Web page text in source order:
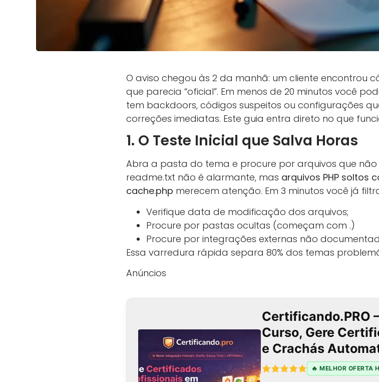
O aviso chegou às 2 da manhã: um cliente encontrou
que parecia “oficial”. Em menos de 20 minutos você
tem backdoors, códigos suspeitos ou configurações
correções imediatas. Este guia entra direto no que
1. O Teste Inicial que Salva Horas
Abra a pasta do tema e procure por arquivos que
readme.txt não é alarmante, mas arquivos PHP soltos
cache.php merecem atenção. Em 3 minutos você já
Verifique data de modificação dos arquivos;
Procure por pastas ocultas (começam com .)
Procure por integrações externas não
Essa varredura rápida separa 80% dos temas
Anúncios
Certificando.PRO
Curso, Gere
e Crachás
🔥 MELHOR OFERTA